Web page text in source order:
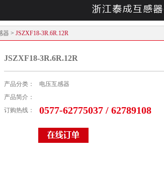
器 > JSZXF18-3R.6R.12R
JSZXF18-3R.6R.12R
产品分类：
电压互感器
产品简介：
订购热线：
0577-62775037 / 62789108